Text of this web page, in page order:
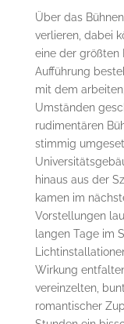
Über das
verlieren, dabei
eine der größten
Aufführung
mit dem
Umständen
rudimentären
stimmig
hinaus aus der
kamen im
Vorstellungen
langen Tage im
Wirkung
vereinzelten,
romantischer